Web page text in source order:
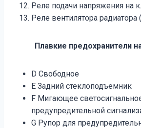
Реле подачи напряжения на
Реле вентилятора
Плавкие предохранители
D Свободное
Е Задний стеклоподъемник
F Мигающее
предупредительной
G Рупор для